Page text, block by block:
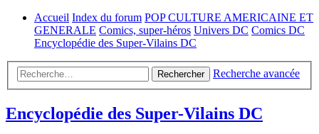
Accueil Index du forum POP CULTURE AMERICAINE ET
GENERALE Comics, super-héros Univers DC Comics DC
Encyclopédie des Super-Vilains DC
Rechercher Recherche avancée
Encyclopédie des Super-Vilains DC